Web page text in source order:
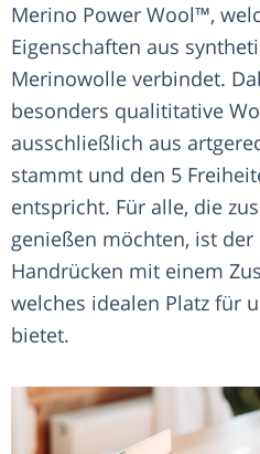
Merino Power Wool™,
Eigenschaften aus
Merinowolle verbindet.
besonders qualititative
ausschließlich aus
stammt und den 5
entspricht. Für alle, die
genießen möchten, ist der
Handrücken mit einem
welches idealen Platz für
bietet.